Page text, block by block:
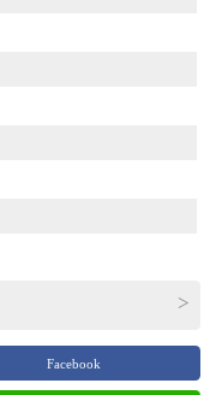
Facebook